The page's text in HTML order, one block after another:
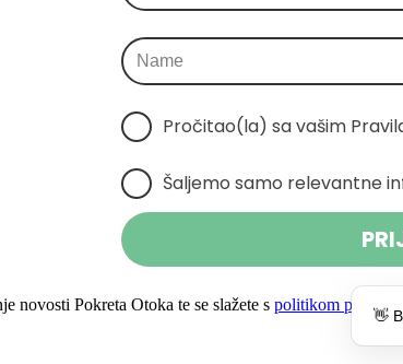
Pročitao(la) sa vašim
Šaljemo samo relevantne
novosti Pokreta Otoka te se slažete s politikom
👋